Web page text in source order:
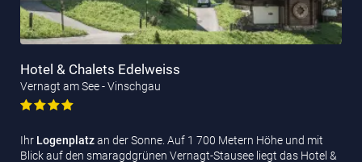
Hotel & Chalets Edelweiss
Vernagt am See - Vinschgau
Ihr Logenplatzan der Sonne. Auf 1 700 Metern Höhe und mit
Blick auf den smaragdgrünen Vernagt-Stausee liegt das Hotel &